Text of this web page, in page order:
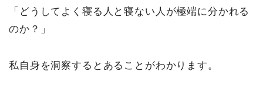
「どうしてよく寝る人と寝ない人が極端に分かれる
のか？」
私自身を洞察するとあることがわかります。